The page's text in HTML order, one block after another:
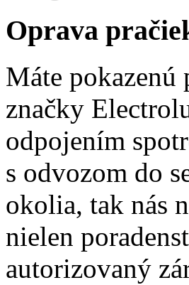
Oprava
Máte pokazenú
značky
odpojením
s odvozom do
okolia, tak nás
nielen
autorizovaný